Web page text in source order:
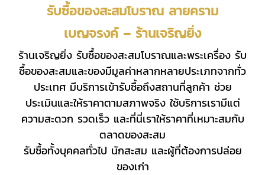
รับซื้อของสะสมโบราณ ลายคราม
เบญจรงค์ – ร้านเจริญยิ่ง
ร้านเจริญยิ่ง รับซื้อของสะสมโบราณและพระเครื่อง รับ
ซื้อของสะสมและของมีมูลค่าหลากหลายประเภทจากทั่ว
ประเทศ มีบริการเข้ารับซื้อถึงสถานที่ลูกค้า ช่วย
ประเมินและให้ราคาตามสภาพจริง ใช้บริการเรามีแต่
ความสะดวก รวดเร็ว และที่นี่เราให้ราคาที่เหมาะสมกับ
ตลาดของสะสม
รับซื้อทั้งบุคคลทั่วไป นักสะสม และผู้ที่ต้องการปล่อย
ของเก่า